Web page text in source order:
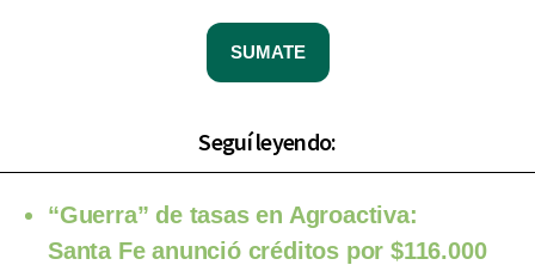
SUMATE
Seguí leyendo:
“Guerra” de tasas en Agroactiva:
Santa Fe anunció créditos por $116.000